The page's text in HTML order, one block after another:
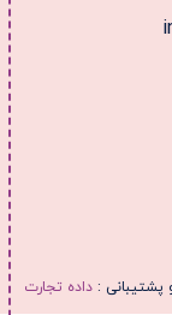
:داده تجارت